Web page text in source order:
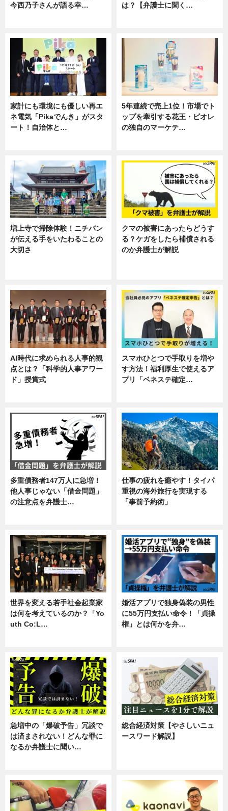
今西乃子さんが語る幸…
は？【弁護士に聞く…
家計にも環境にも優しい再エ
ネ電気「Pikaでんき」がスタ
ート！自治体と…
5年連続で売上1位！市場でト
ップを牽引する花王・ビオレ
の独自のマーケテ…
増上寺で掃除体験！ニチバン
が伝える手をいたわることの
大切さ
クマの被害にあったらどうす
る？ケガをしたら補償される
のか弁護士が解説
AI時代に求められる人事的観
点とは？「科学的人事アワー
ド」授賞式
スマホひとつで手取りを増や
す方法！福利厚生で使えるア
プリ「ベネステ確定…
多重債務者147万人に急増！
他人事じゃない「借金問題」
の注意点を弁護士…
仕事の疲れを癒やす！タイパ
重視の海外旅行を実現する
「事前予約術」
世界を変える若手社会起業家
は何を考えているのか？「Yo
uth Co:L…
婚活アプリで独身偽装の男性
に55万円支払い命令！「貞操
権」とは何かを弁…
急増中の「爆破予告」冗談で
は済まされない！どんな罪に
なるか弁護士に聞い…
総合経済対策【やさしいニュ
ースワード解説】